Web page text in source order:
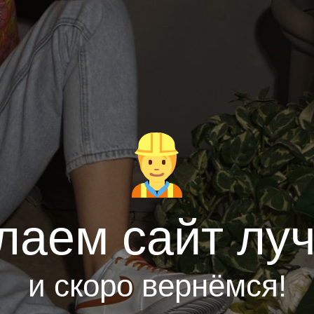
сайт
и скоро вернёмся!